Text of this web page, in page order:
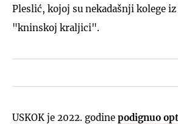
Pleslić, kojoj su nekadašnji kolege
"kninskoj kraljici".
USKOK je 2022. godine podignuo